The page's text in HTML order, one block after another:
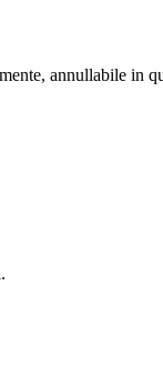
annullabile in